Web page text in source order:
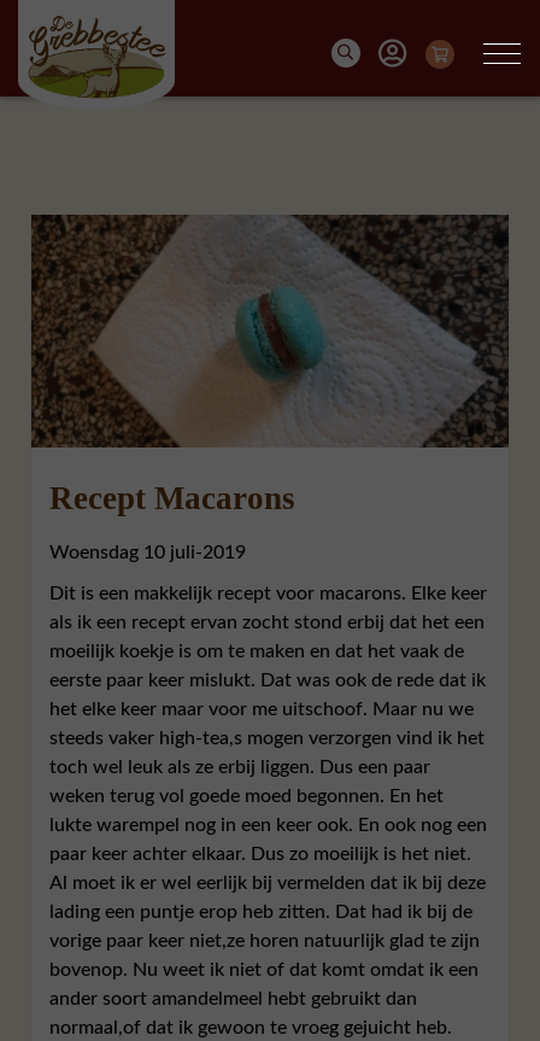
Recept Macarons
Woensdag 10 juli-2019
Dit is een makkelijk recept voor macarons. Elke keer
als ik een recept ervan zocht stond erbij dat het een
moeilijk koekje is om te maken en dat het vaak de
eerste paar keer mislukt. Dat was ook de rede dat ik
het elke keer maar voor me uitschoof. Maar nu we
steeds vaker high-tea,s mogen verzorgen vind ik het
toch wel leuk als ze erbij liggen. Dus een paar
weken terug vol goede moed begonnen. En het
lukte warempel nog in een keer ook. En ook nog een
paar keer achter elkaar. Dus zo moeilijk is het niet.
Al moet ik er wel eerlijk bij vermelden dat ik bij deze
lading een puntje erop heb zitten. Dat had ik bij de
vorige paar keer niet,ze horen natuurlijk glad te zijn
bovenop. Nu weet ik niet of dat komt omdat ik een
ander soort amandelmeel hebt gebruikt dan
normaal,of dat ik gewoon te vroeg gejuicht heb.